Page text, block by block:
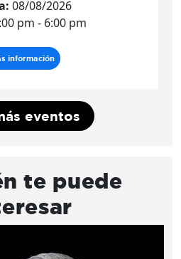
08/08/2026
pm - 6:00 pm
información
eventos
te puede